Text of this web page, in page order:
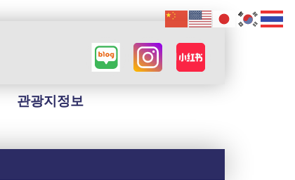
관광지정보